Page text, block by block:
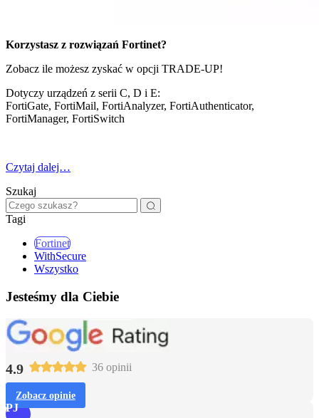
Korzystasz z rozwiązań Fortinet?
Zobacz ile możesz zyskać w opcji TRADE-UP!
Dotyczy urządzeń z serii C, D i E:
FortiGate, FortiMail, FortiAnalyzer, FortiAuthenticator,
FortiManager, FortiSwitch
Czytaj dalej…
Szukaj
Tagi
Fortinet
WithSecure
Wszystko
Jesteśmy dla Ciebie
4.9 36 opinii
Zobacz opinie
PJ